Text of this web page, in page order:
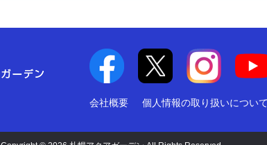
会社概要 個人情報の取り扱いについ